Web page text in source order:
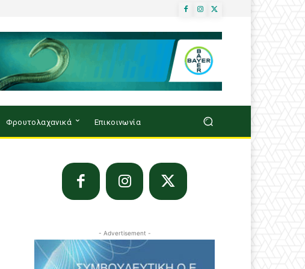
Φρουτολαχανικά Επικοινωνία
- Advertisement -